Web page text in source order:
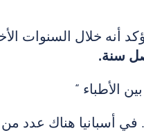
أنه خلال السنوات
الأطباء “
أسبانيا هناك عدد من